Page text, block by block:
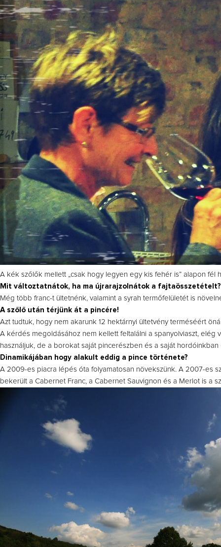
A kék szőlők mellett „csak hogy legyen egy kis fehér is” alapon
Mit változtatnátok, ha ma újrarajzolnátok a fajtaösszetételt?
Még több franc-t ültetnénk, valamint a syrah termőfelületét is
A szőlő után térjünk át a pincére!
Azt tudtuk, hogy nem akarunk 12 hektárnyi ültetvény terméséért
A kérdés megoldásához nem kellett feltalálni a spanyolviaszt,
használjuk, de a borokat saját pincerészben és a saját hordóinkban
Dinamikájában hogy alakult eddig a pince története?
A 2009-es piacra lépés óta folyamatosan növekszünk. A 2007-es
bekerült a Cabernet Franc, a Cabernet Sauvignon és a Merlot is a